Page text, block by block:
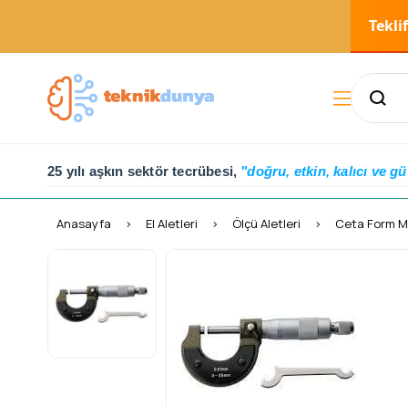
25 yılı aşkın sektör tecrübesi, "doğru, etkin, kalıcı ve
Anasayfa El Aletleri Ölçü Aletleri Ceta Form